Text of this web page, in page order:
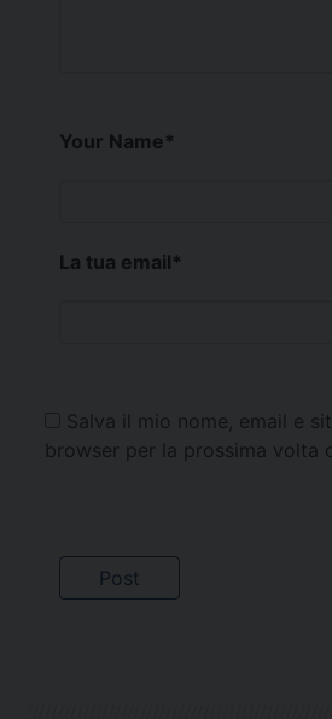
Your Name*
La tua email*
Salva il mio nome, email e
browser per la prossima volta